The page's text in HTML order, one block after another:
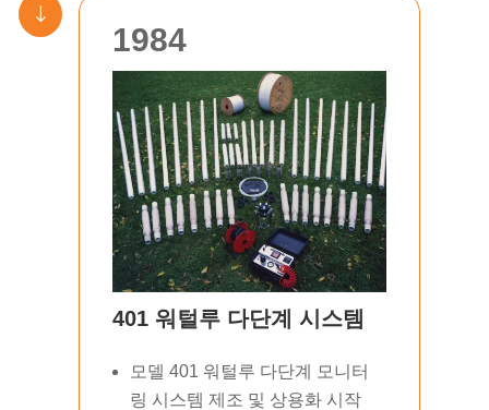
1984
401 워털루 다단계 시스템
모델 401 워털루 다단계 모니터
링 시스템 제조 및 상용화 시작
"